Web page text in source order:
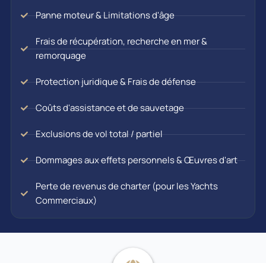
Panne moteur & Limitations d'âge
Frais de récupération, recherche en mer &
remorquage
Protection juridique & Frais de défense
Coûts d'assistance et de sauvetage
Exclusions de vol total / partiel
Dommages aux effets personnels & Œuvres d'art
Perte de revenus de charter (pour les Yachts
Commerciaux)